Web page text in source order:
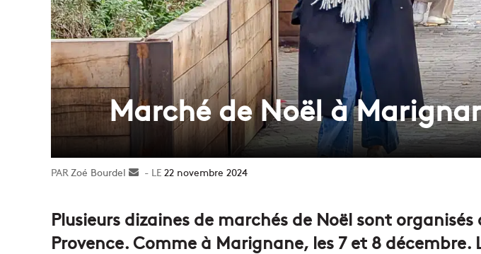
Marché de Noël à
Zoé Bourdel
Envoyer22 novembre 2024
Plusieurs dizaines de marchés de Noël sont
Provence. Comme à Marignane, les 7 et 8 décembre.